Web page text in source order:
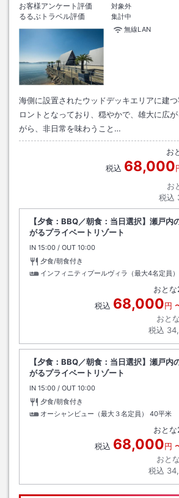
お客様アンケート評価
対象外
るるぶトラベル評価
集計中
無線LAN
海側に設置されたウッドデッキエリアに建
ロントとなっており、穏やかで、雄大に広
がら、非日常を味わうこと…
お
税込 68,000
お
税込
【夕食：BBQ／朝食：当日選択】瀬戸内
がるプライベートリゾート
IN チェックイン
15:00 / OUT チェックアウト
10:00
夕食/朝食付き
インフィニティプールヴィラ（最大4名定員）
おとな
税込 68,000円
おと
税込
【夕食：BBQ／朝食：当日選択】瀬戸内
がるプライベートリゾート
IN チェックイン
15:00 / OUT チェックアウト
10:00
夕食/朝食付き
オーシャンビュー（最大３名定員）
40平米
おとな
税込 68,000円
おと
税込